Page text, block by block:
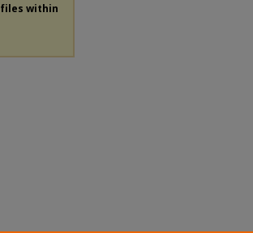
files within